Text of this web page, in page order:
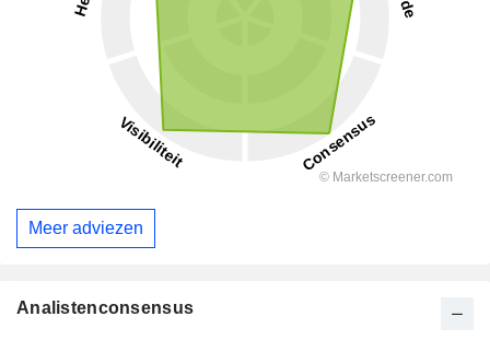
Meer adviezen
Analistenconsensus